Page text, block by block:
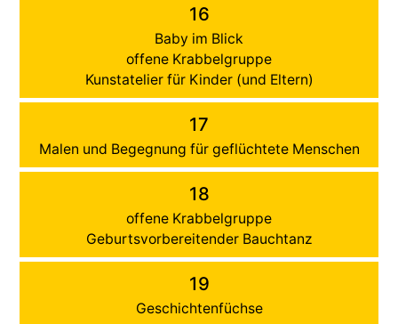
16
Baby im Blick
offene Krabbelgruppe
Kunstatelier für Kinder (und Eltern)
17
Malen und Begegnung für geflüchtete Menschen
18
offene Krabbelgruppe
Geburtsvorbereitender Bauchtanz
19
Geschichtenfüchse